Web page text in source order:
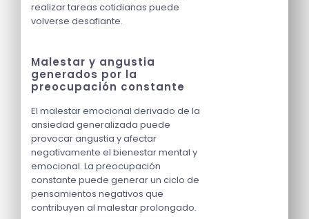
realizar tareas cotidianas puede
volverse desafiante.
Malestar y angustia
generados por la
preocupación constante
El malestar emocional derivado de la
ansiedad generalizada puede
provocar angustia y afectar
negativamente el bienestar mental y
emocional. La preocupación
constante puede generar un ciclo de
pensamientos negativos que
contribuyen al malestar prolongado.